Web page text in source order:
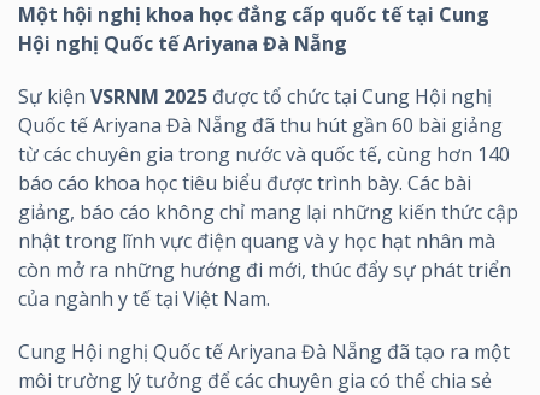
Một hội nghị khoa học đẳng cấp quốc tế tại Cung
Hội nghị Quốc tế Ariyana Đà Nẵng
Sự kiện VSRNM 2025 được tổ chức tại Cung Hội nghị
Quốc tế Ariyana Đà Nẵng đã thu hút gần 60 bài giảng
từ các chuyên gia trong nước và quốc tế, cùng hơn 140
báo cáo khoa học tiêu biểu được trình bày. Các bài
giảng, báo cáo không chỉ mang lại những kiến thức cập
nhật trong lĩnh vực điện quang và y học hạt nhân mà
còn mở ra những hướng đi mới, thúc đẩy sự phát triển
của ngành y tế tại Việt Nam.
Cung Hội nghị Quốc tế Ariyana Đà Nẵng đã tạo ra một
môi trường lý tưởng để các chuyên gia có thể chia sẻ